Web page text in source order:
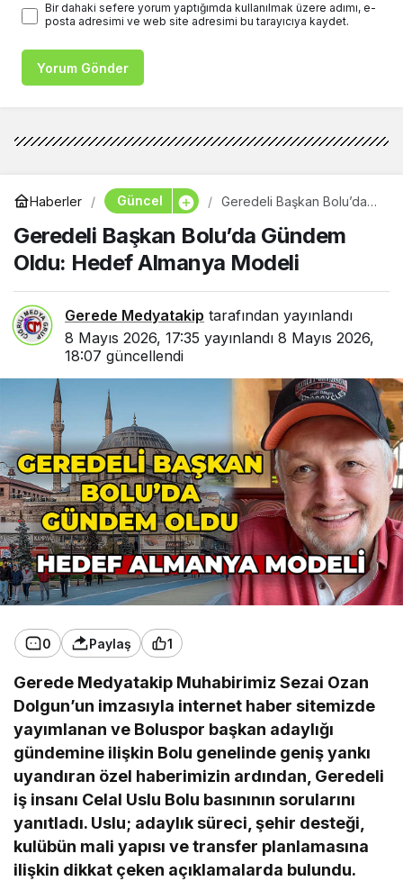
Bir dahaki sefere yorum yaptığımda kullanılmak üzere adımı, e-
posta adresimi ve web site adresimi bu tarayıcıya kaydet.
Yorum Gönder
Haberler Güncel
Geredeli Başkan Bolu’da
Almanya Modeli
Geredeli Başkan Bolu’da Gündem
Oldu: Hedef Almanya Modeli
Gerede Medyatakip tarafından yayınlandı
8 Mayıs 2026, 17:35 yayınlandı 8 Mayıs 2026,
18:07 güncellendi
0 Paylaş 1
Gerede Medyatakip Muhabirimiz Sezai Ozan
Dolgun’un imzasıyla internet haber sitemizde
yayımlanan ve Boluspor başkan adaylığı
gündemine ilişkin Bolu genelinde geniş yankı
uyandıran özel haberimizin ardından, Geredeli
iş insanı Celal Uslu Bolu basınının sorularını
yanıtladı. Uslu; adaylık süreci, şehir desteği,
kulübün mali yapısı ve transfer planlamasına
ilişkin dikkat çeken açıklamalarda bulundu.